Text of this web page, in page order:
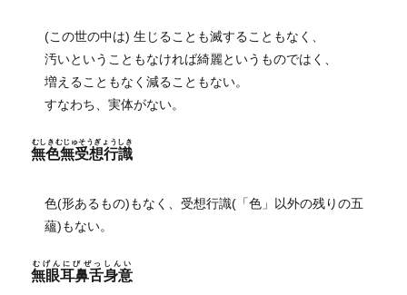
(この世の中は) 生じることも滅することもなく、
汚いということもなければ綺麗というものではく、
増えることもなく減ることもない。
すなわち、実体がない。
無色無受想行識
むしきむじゅそうぎょうしき
色(形あるもの)もなく、受想行識(「色」以外の残りの五
蘊)もない。
無眼耳鼻舌身意
むげんにびぜっしんい